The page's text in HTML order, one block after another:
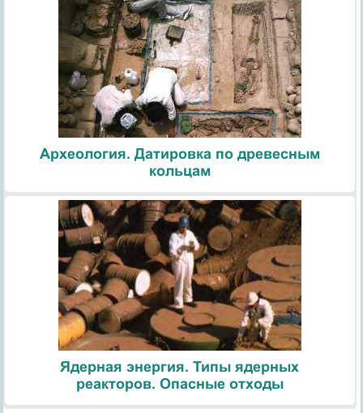
Археология. Датировка по древесным
кольцам
Ядерная энергия. Типы ядерных
реакторов. Опасные отходы